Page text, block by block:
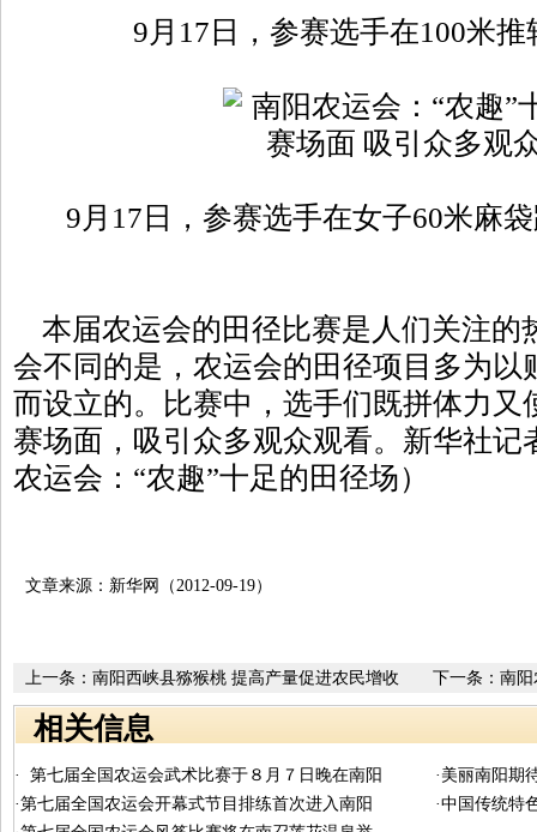
9月17日，参赛选手在100米
9月17日，参赛选手在女子60米麻
本届农运会的田径比赛是人们关注的
会不同的是，农运会的田径项目多为以
而设立的。比赛中，选手们既拼体力又
赛场面，吸引众多观众观看。新华社记
农运会：“农趣”十足的田径场）
文章来源：新华网（2012-09-19）
下一条： 南阳
上一条： 南阳西峡县猕猴桃 提高产量促进农民增收
相关信息
· 第七届全国农运会武术比赛于８月７日晚在南阳
·美丽南阳
·第七届全国农运会开幕式节目排练首次进入南阳
·中国传统特